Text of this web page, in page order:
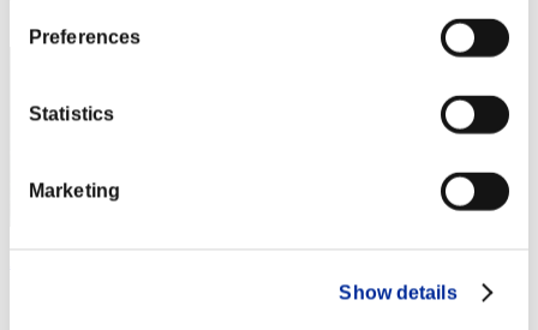
Preferences
Statistics
Marketing
Show details